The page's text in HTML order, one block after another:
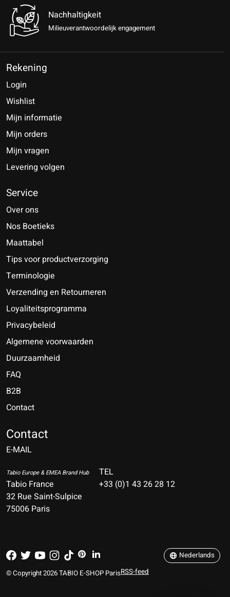
Nachhaltigkeit
Milieuverantwoordelijk engagement
Rekening
Login
Wishlist
Mijn informatie
Mijn orders
Mijn vragen
Levering volgen
Service
Over ons
Nos Boetieks
Maattabel
Tips voor productverzorging
Terminologie
Verzending en Retourneren
Loyaliteitsprogramma
Privacybeleid
Algemene voorwaarden
Duurzaamheid
FAQ
B2B
Contact
Contact
E-MAIL
Tabio Europe & EMEA Brand Hub
Tabio France
32 Rue Saint-Sulpice
75006 Paris
TEL
+33 (0)1 43 26 28 12
© Copyright 2026 TABIO E-SHOP ParisRSS-feed
Nederlands